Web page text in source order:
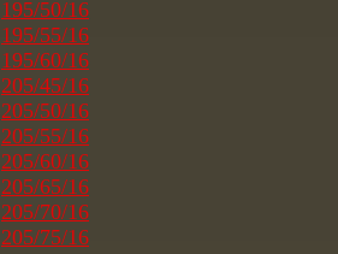
195/50/16
195/55/16
195/60/16
205/45/16
205/50/16
205/55/16
205/60/16
205/65/16
205/70/16
205/75/16